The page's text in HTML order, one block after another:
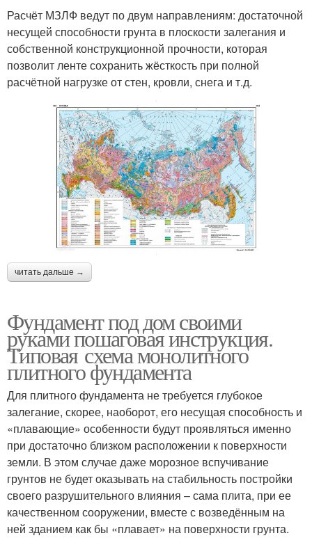
Расчёт МЗЛФ ведут по двум направлениям: достаточной
несущей способности грунта в плоскости залегания и
собственной конструкционной прочности, которая
позволит ленте сохранить жёсткость при полной
расчётной нагрузке от стен, кровли, снега и т.д.
читать дальше →
Фундамент под дом своими
руками пошаговая инструкция.
Типовая схема монолитного
плитного фундамента
Для плитного фундамента не требуется глубокое
залегание, скорее, наоборот, его несущая способность и
«плавающие» особенности будут проявляться именно
при достаточно близком расположении к поверхности
земли. В этом случае даже морозное вспучивание
грунтов не будет оказывать на стабильность постройки
своего разрушительного влияния – сама плита, при ее
качественном сооружении, вместе с возведённым на
ней зданием как бы «плавает» на поверхности грунта.